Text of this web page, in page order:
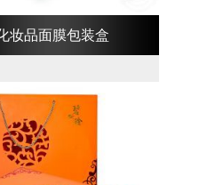
妆品面膜包装盒